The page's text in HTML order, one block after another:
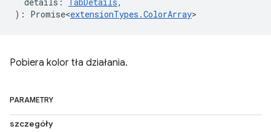
) : Promise<extensionTypes .ColorArray>
Pobiera kolor tła działania.
PARAMETRY
szczegóły